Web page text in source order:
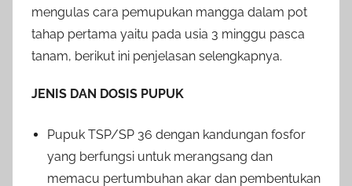
mengulas cara pemupukan mangga dalam pot
tahap pertama yaitu pada usia 3 minggu pasca
tanam, berikut ini penjelasan selengkapnya.
JENIS DAN DOSIS PUPUK
Pupuk TSP/SP 36 dengan kandungan fosfor
yang berfungsi untuk merangsang dan
memacu pertumbuhan akar dan pembentukan